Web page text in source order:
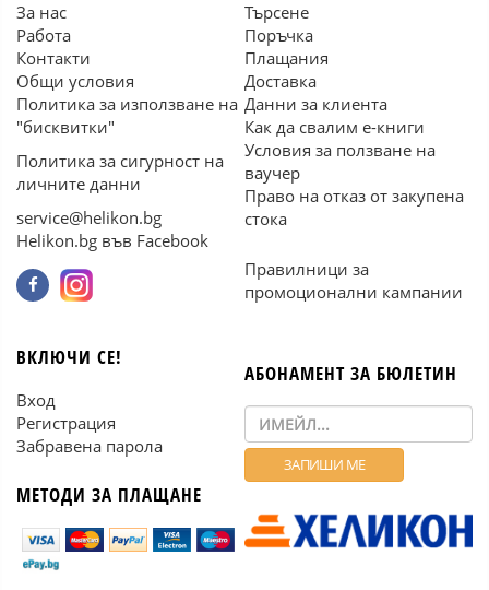
За нас
Работа
Контакти
Общи условия
Политика за използване на
"бисквитки"
Политика за сигурност на
личните данни
service@helikon.bg
Helikon.bg във Facebook
Търсене
Поръчка
Плащания
Доставка
Данни за клиента
Как да свалим е-книги
Условия за ползване на
ваучер
Право на отказ от закупена
стока
Правилници за
промоционални кампании
ВКЛЮЧИ СЕ!
Вход
Регистрация
Забравена парола
МЕТОДИ ЗА ПЛАЩАНЕ
АБОНАМЕНТ ЗА БЮЛЕТИН